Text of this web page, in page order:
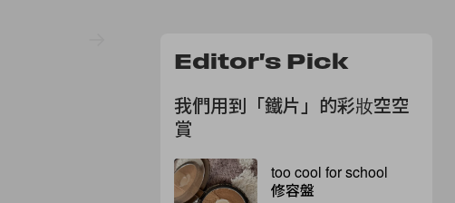
Editor's Pick
我們用到「鐵片」的彩妝空空
賞
too cool for school
修容盤